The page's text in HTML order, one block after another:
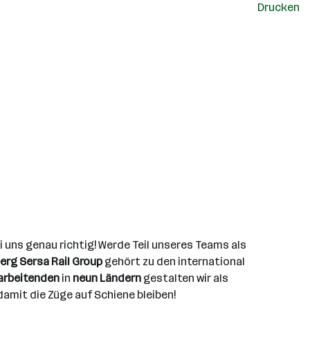
Drucken
uns genau richtig! Werde Teil unseres Teams als
Sersa Rail Groupgehört zu den international
in neun Ländern gestalten wir als
die Züge auf Schiene bleiben!